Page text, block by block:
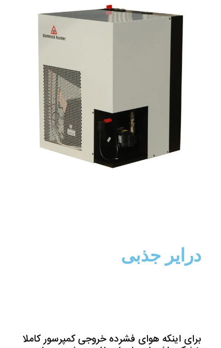
درایر جذبی
برای اینکه هوای فشرده خروجی کمپرسور کاملا